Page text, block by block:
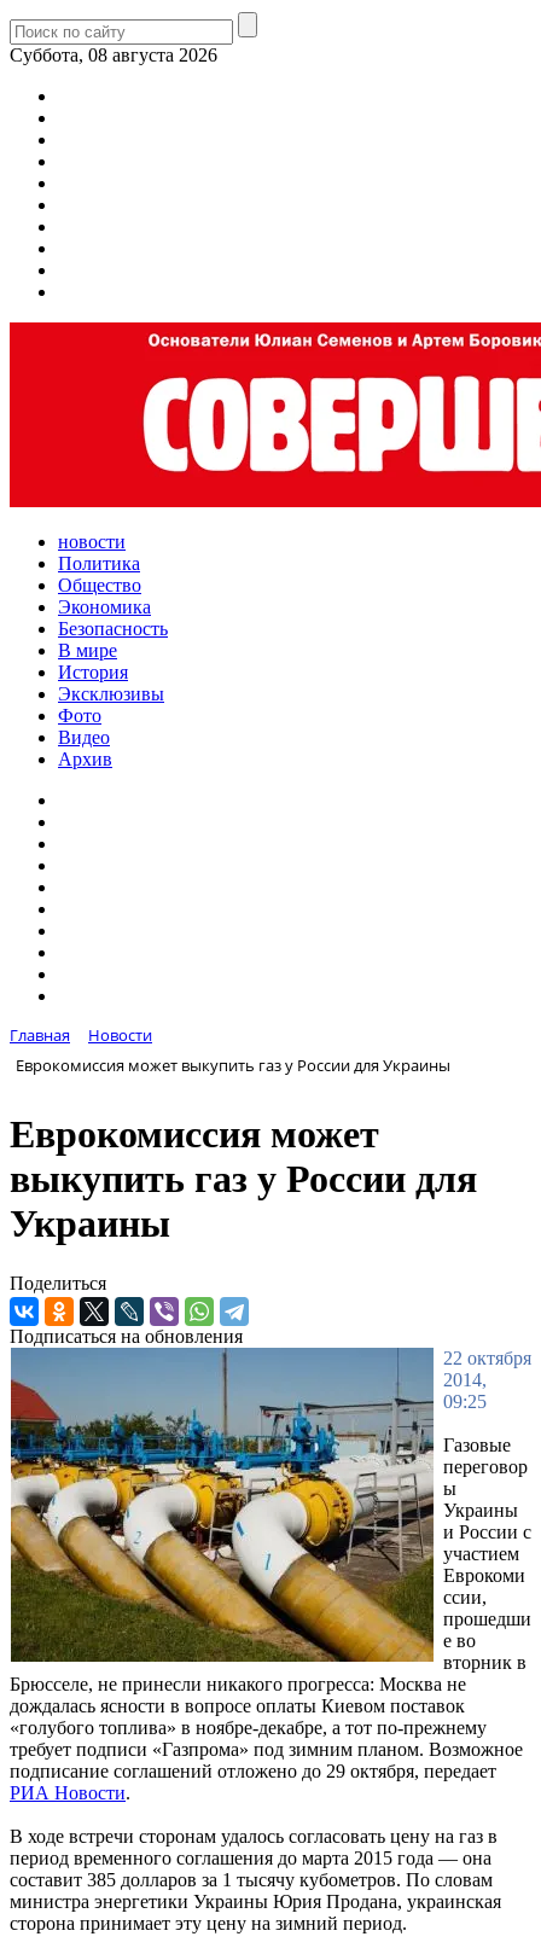
Суббота, 08 августа 2026
новости
Политика
Общество
Экономика
Безопасность
В мире
История
Эксклюзивы
Фото
Видео
Архив
Главная
Новости
Еврокомиссия может выкупить газ у России для Украины
Еврокомиссия может
выкупить газ у России для
Украины
Поделиться
Подписаться на обновления
22 октября
2014,
09:25
Газовые
переговор
ы
Украины
и России с
участием
Еврокоми
ссии,
прошедши
е во
вторник в
Брюсселе, не принесли никакого прогресса: Москва не
дождалась ясности в вопросе оплаты Киевом поставок
«голубого топлива» в ноябре-декабре, а тот по-прежнему
требует подписи «Газпрома» под зимним планом. Возможное
подписание соглашений отложено до 29 октября, передает
РИА Новости.
В ходе встречи сторонам удалось согласовать цену на газ в
период временного соглашения до марта 2015 года — она
составит 385 долларов за 1 тысячу кубометров. По словам
министра энергетики Украины Юрия Продана, украинская
сторона принимает эту цену на зимний период.